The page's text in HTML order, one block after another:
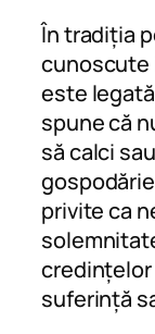
În tradiția
cunoscute
este
spune că
să calci
privite ca
credințelor
suferință